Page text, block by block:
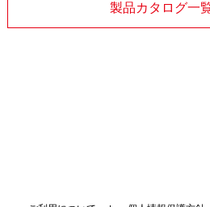
製品カタログ一